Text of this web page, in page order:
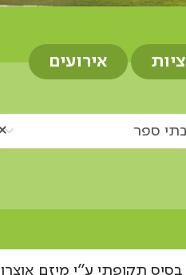
אירועים
ספר
תקופתי ע"י מיזם